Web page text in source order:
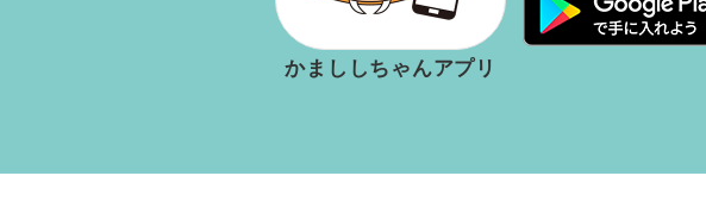
かまししちゃんアプリ